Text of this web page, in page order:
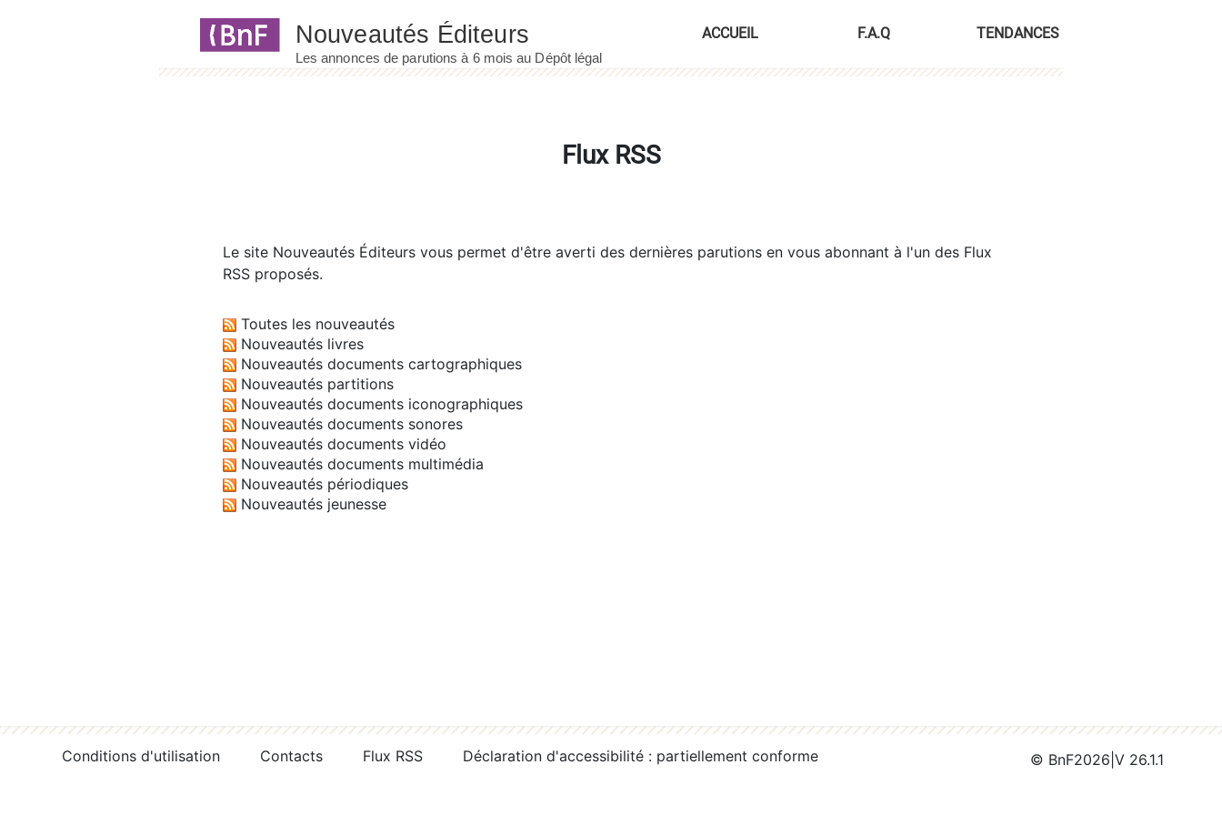
ACCUEIL F.A.Q TENDANCES
Flux RSS
Le site Nouveautés Éditeurs vous permet d'être averti des dernières parutions en vous abonnant à l'un des Flux
RSS proposés.
Toutes les nouveautés
Nouveautés livres
Nouveautés documents cartographiques
Nouveautés partitions
Nouveautés documents iconographiques
Nouveautés documents sonores
Nouveautés documents vidéo
Nouveautés documents multimédia
Nouveautés périodiques
Nouveautés jeunesse
Conditions d'utilisation Contacts Flux RSS Déclaration d'accessibilité : partiellement conforme © BnF2026 V 26.1.1